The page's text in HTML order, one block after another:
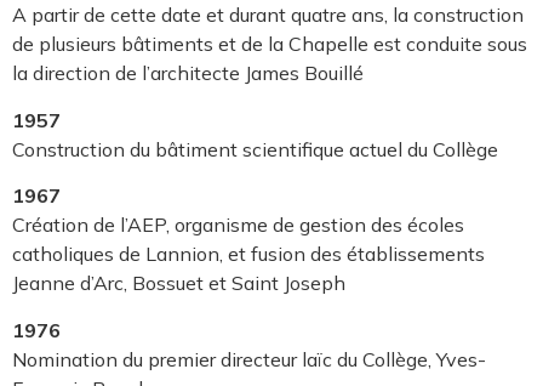
A partir de cette date et durant quatre ans, la construction
de plusieurs bâtiments et de la Chapelle est conduite sous
la direction de l’architecte James Bouillé
1957
Construction du bâtiment scientifique actuel du Collège
1967
Création de l’AEP, organisme de gestion des écoles
catholiques de Lannion, et fusion des établissements
Jeanne d’Arc, Bossuet et Saint Joseph
1976
Nomination du premier directeur laïc du Collège, Yves-